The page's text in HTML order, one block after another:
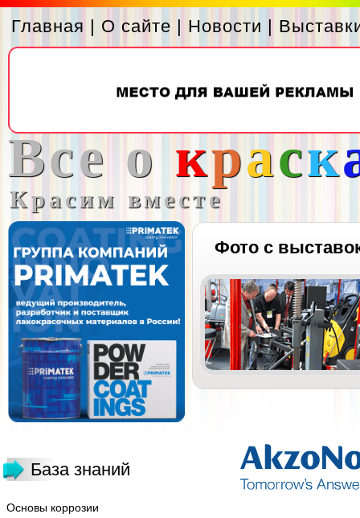
Главная | О сайте | Новости |
Все о краск
Красим вместе
Фото с
База знаний
Основы коррозии